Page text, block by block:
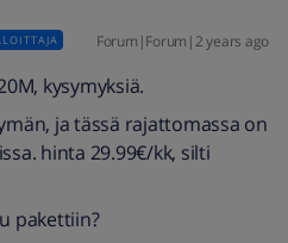
Forum|Forum|2 years ago
kysymyksiä.
ja tässä rajattomassa on
hinta 29.99€/kk, silti
pakettiin?